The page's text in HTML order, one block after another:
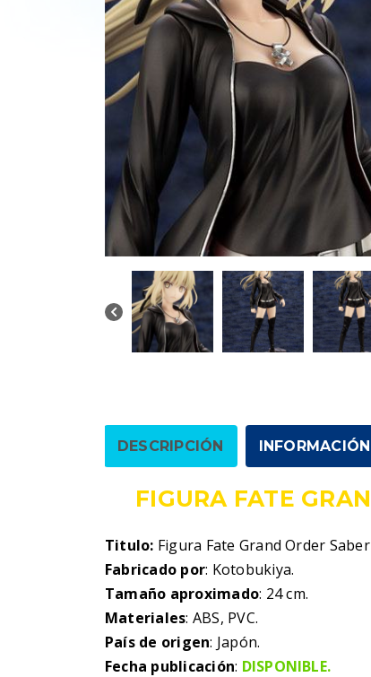
DESCRIPCIÓN
FIGURA FATE
Titulo: Figura Fate Grand Order
Fabricado por: Kotobukiya.
Tamaño aproximado: 24 cm.
Materiales: ABS, PVC.
País de origen: Japón.
Fecha publicación: DISPONIBLE.